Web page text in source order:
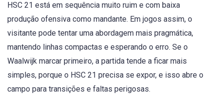
HSC 21 está em sequência muito ruim e com baixa
produção ofensiva como mandante. Em jogos assim, o
visitante pode tentar uma abordagem mais pragmática,
mantendo linhas compactas e esperando o erro. Se o
Waalwijk marcar primeiro, a partida tende a ficar mais
simples, porque o HSC 21 precisa se expor, e isso abre o
campo para transições e faltas perigosas.